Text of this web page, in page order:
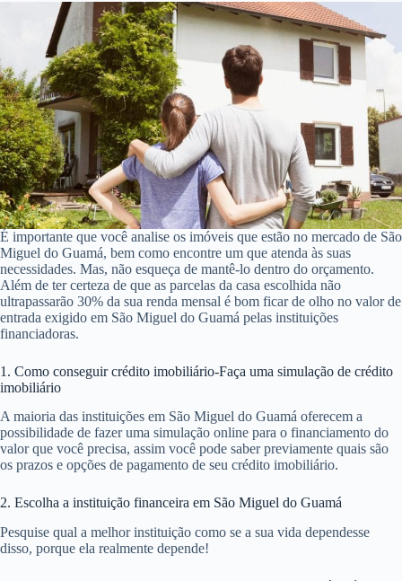
3. Como conseguir crédito imobiliário em São Miguel do Guamá –
Veja como está o seu CPF
Como dito anteriormente, os bancos conferem se há algum problema
em seu nome antes de oferecer crédito imobiliário em São Miguel do
Guamá. Por isso, uma das primeiras coisas a se fazer quando o
objetivo é conseguir credito imobiliário é conferir se o seu CPF está
com alguma pendência e resolvê-la o mais rápido possível, para que
ele volte a ser elegível ao crédito em São Miguel do Guamá. Escolha
um imóvel em São Miguel do Guamá
4. Escolha um imóvel em São Miguel do Guamá
É importante que você analise os imóveis que estão no mercado de São
Miguel do Guamá, bem como encontre um que atenda às suas
Além de ter certeza de que as parcelas da casa escolhida não
entrada exigido em São Miguel do Guamá pelas instituições
financiadoras.